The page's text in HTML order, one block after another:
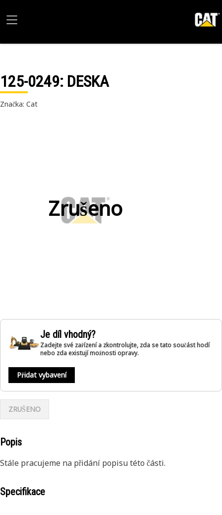
125-0249: DESKA
Značka: Cat
Zrušeno
Je díl vhodný?
Zadejte své zařízení a zkontrolujte, zda se tato součást hodí
nebo zda existují možnosti opravy.
Přidat vybavení
ZRUŠENO
Popis
Stále pracujeme na přidání popisu této části.
Specifikace